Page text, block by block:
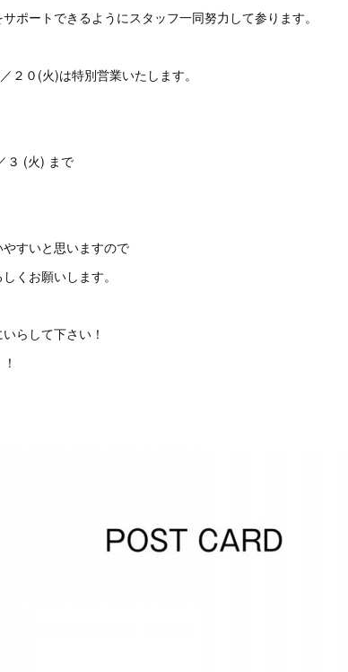
ポートできるようにスタッフ一同努力して参ります。
２０(火)は特別営業いたします。
３ (火) まで
すいと思いますので
くお願いします。
らして下さい！